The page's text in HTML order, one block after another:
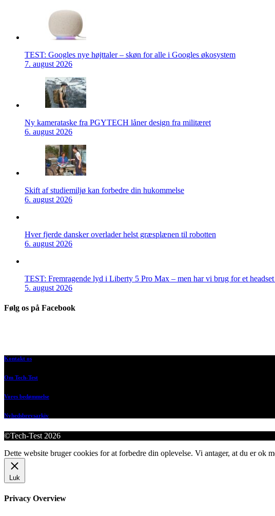
TEST: Googles nye højttaler – skøn for alle i Googles økosystem
7. august 2026
Ny kamerataske fra PGYTECH låner design fra militæret
6. august 2026
Skift af studiemiljø kan forbedre din hukommelse
6. august 2026
Hver fjerde dansker overlader helst græsplænen til robotten
6. august 2026
TEST: Fremragende lyd i Liberty 5 Pro Max – men har vi brug for et headset
5. august 2026
Følg os på Facebook
Kontakt os
Om Tech-Test
Vores bedømmelse
Nyhedsbrevsarkiv
©Tech-Test 2026
Dette website bruger cookies for at forbedre din oplevelse. Vi antager, at du er ok
Luk
Privacy Overview